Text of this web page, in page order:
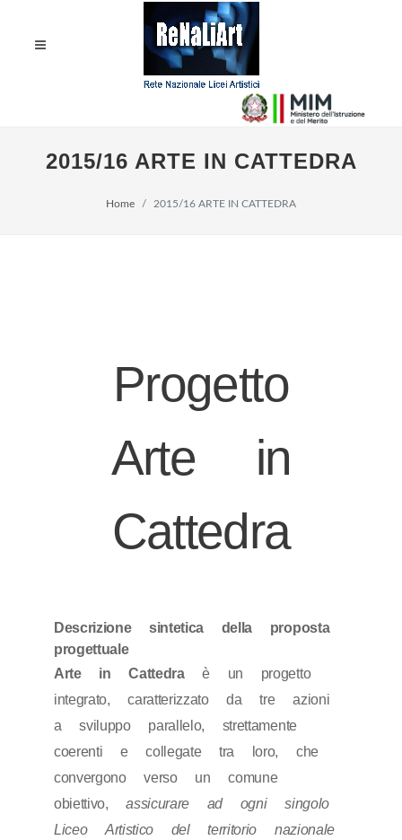
2015/16 ARTE IN CATTEDRA
Home 2015/16 ARTE IN CATTEDRA
Progetto
Arte in
Cattedra
Descrizione sintetica della proposta
progettuale
Arte in Cattedraè un progetto
integrato, caratterizzato da tre azioni
a sviluppo parallelo, strettamente
coerenti e collegate tra loro, che
convergono verso un comune
obiettivo, assicurare ad ogni singolo
Liceo Artistico del territorio nazionale